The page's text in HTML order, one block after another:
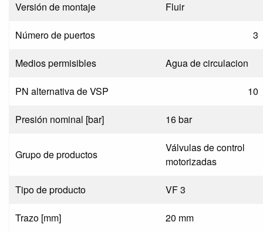
Versión de montaje Fluir
Número de puertos 3
Medios permisibles Agua de circulacion
PN alternativa de VSP 10
Presión nominal [bar] 16 bar
Grupo de productos
Válvulas de control
motorizadas
Tipo de producto VF 3
Trazo [mm] 20 mm